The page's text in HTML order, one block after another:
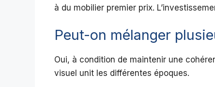
à du mobilier premier prix.
Peut-on mélanger
Oui, à condition de maintenir une
visuel unit les différentes époques.